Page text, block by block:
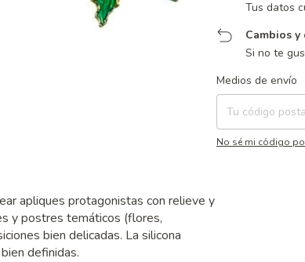
Tus datos
Cambios
Si no te
Entregas para el CP:
Medios de envío
No sé mi código
apliques protagonistas con relieve y
y postres temáticos (flores,
bien delicadas. La silicona
definidas.